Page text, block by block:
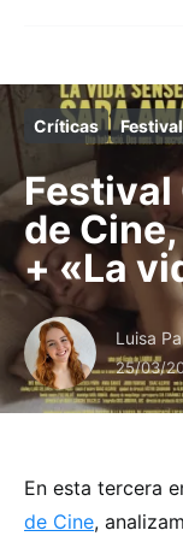
Críticas
Festival
de
+ «La
Luisa
25/03/
En esta tercera
de Cine,